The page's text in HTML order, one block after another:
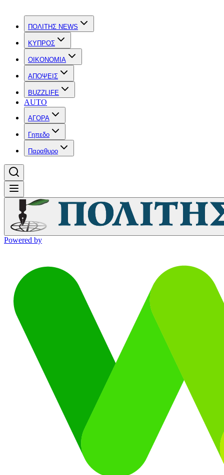
ΠΟΛΙΤΗΣ NEWS
ΚΥΠΡΟΣ
OIKONOMIA
ΑΠΟΨΕΙΣ
BUZZLIFE
AUTO
ΑΓΟΡΑ
Γηπεδο
Παραθυρο
Powered by